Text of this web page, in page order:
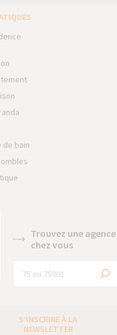
de bain
Trouvez une
chez vous
S’INSCRIRE À LA
NEWSLETTER